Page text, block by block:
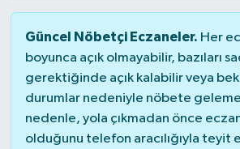
Güncel Nöbetçi Eczaneler. Her
boyunca açık olmayabilir, bazıları
gerektiğinde açık kalabilir veya
durumlar nedeniyle nöbete
nedenle, yola çıkmadan önce
olduğunu telefon aracılığıyla teyit